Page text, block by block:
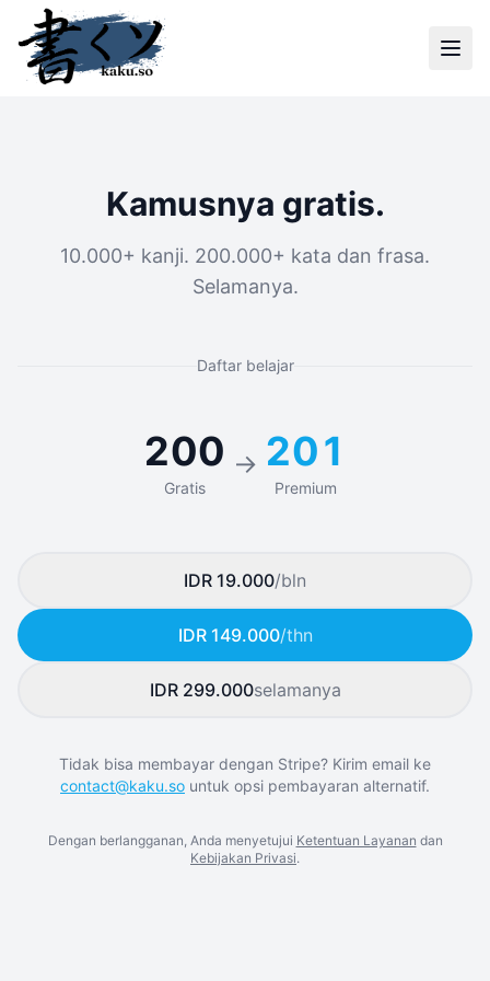
Kamusnya gratis.
10.000+ kanji. 200.000+ kata dan frasa.
Selamanya.
Daftar belajar
200
Gratis
→ 201
Premium
IDR 19.000/bln
IDR 149.000/thn
IDR 299.000selamanya
Tidak bisa membayar dengan Stripe? Kirim email ke
contact@kaku.so untuk opsi pembayaran alternatif.
Dengan berlangganan, Anda menyetujui Ketentuan Layanan dan
Kebijakan Privasi.